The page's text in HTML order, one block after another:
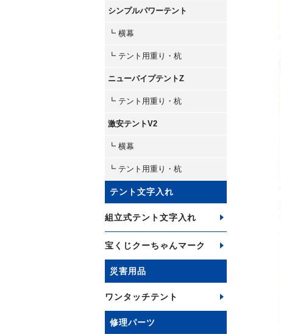
シンプルパワーテント
┗ 横幕
┗ テント用重り・杭
ニューパイプテントZ
┗ テント用重り・杭
激安テントV2
┗ 横幕
┗ テント用重り・杭
テント文字入れ
組立式テント文字入れ
宝くじクーちゃんマーク
災害用品
ワンタッチテント
修理パーツ